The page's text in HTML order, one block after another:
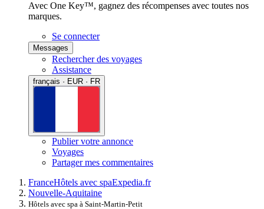
Avec One Key™, gagnez des récompenses avec toutes nos
marques.
Se connecter
Messages
Rechercher des voyages
Assistance
français · EUR · FR
Publier votre annonce
Voyages
Partager mes commentaires
FranceHôtels avec spaExpedia.fr
Nouvelle-Aquitaine
Hôtels avec spa à Saint-Martin-Petit